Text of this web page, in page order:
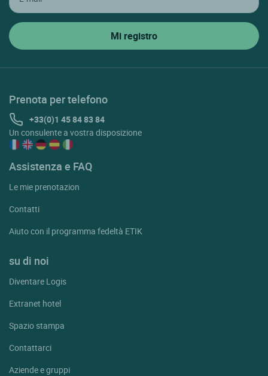
Prenota per telefono
+33(0)1 45 84 83 84
Un consulente a vostra disposizione
Assistenza e FAQ
Le mie prenotazion
Contatti
Aiuto con il programma fedeltà ETIK
su di noi
Diventare Logis
Extranet hotel
Spazio stampa
Contattarci
Aziende e gruppi